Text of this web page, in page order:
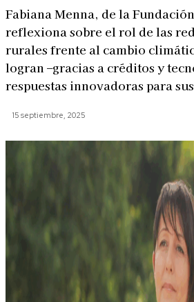
Fabiana Menna, de la
reflexiona sobre el rol de las
rurales frente al cambio
logran –gracias a créditos y
respuestas innovadoras para
15 septiembre, 2025